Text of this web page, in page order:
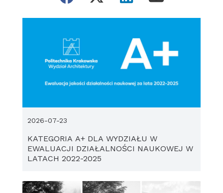
KATEGORIA A+ DLA WYDZIAŁU W
EWALUACJI DZIAŁALNOŚCI NAUKOWEJ W
LATACH 2022-2025
2026-07-23